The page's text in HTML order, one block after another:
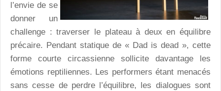
l’envie de se
donner un
challenge : traverser le plateau à deux en équilibre
précaire. Pendant statique de « Dad is dead », cette
forme courte circassienne sollicite davantage les
émotions reptiliennes. Les performers étant menacés
sans cesse de perdre l’équilibre, les dialogues sont